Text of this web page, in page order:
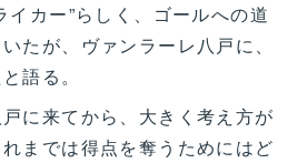
カー”らしく、ゴールへの道
たが、ヴァンラーレ八戸に、
と語る。
に来てから、大きく考え方が
までは得点を奪うためにはど